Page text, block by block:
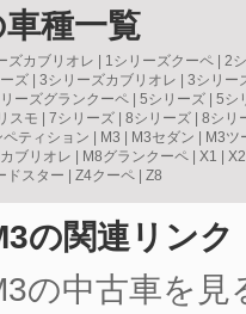
種一覧
ズカブリオレ 1シリーズクーペ
2
ズ 3シリーズカブリオレ 3シリー
ーズグランクーペ 5シリーズ
5シ
スモ
7シリーズ 8シリーズ 8シリ
ペティション M3 M3セダン M3ツ
ブリオレ M8グランクーペ X1 X2
ドスター Z4クーペ Z8
の関連リンク
の中古車を